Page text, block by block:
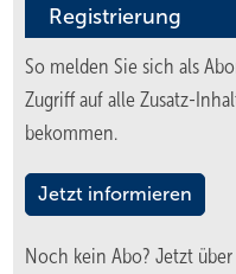
Registrierung
So melden Sie sich als
Zugriff auf alle Zusatz-
bekommen.
Jetzt informieren
Noch kein Abo? Jetzt